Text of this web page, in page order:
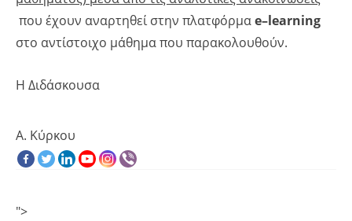
που έχουν αναρτηθεί στην πλατφόρμαe–learning
στο αντίστοιχο μάθημα που παρακολουθούν.
Η Διδάσκουσα
Α. Κύρκου
">